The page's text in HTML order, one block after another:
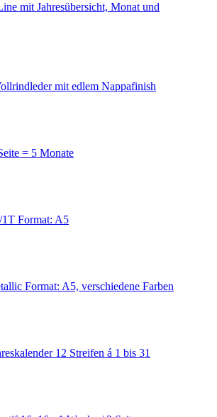
mit Jahresübersicht, Monat und
mit edlem Nappafinish
= 5 Monate
1T Format: A5
Format: A5, verschiedene Farben
12 Streifen á 1 bis 31